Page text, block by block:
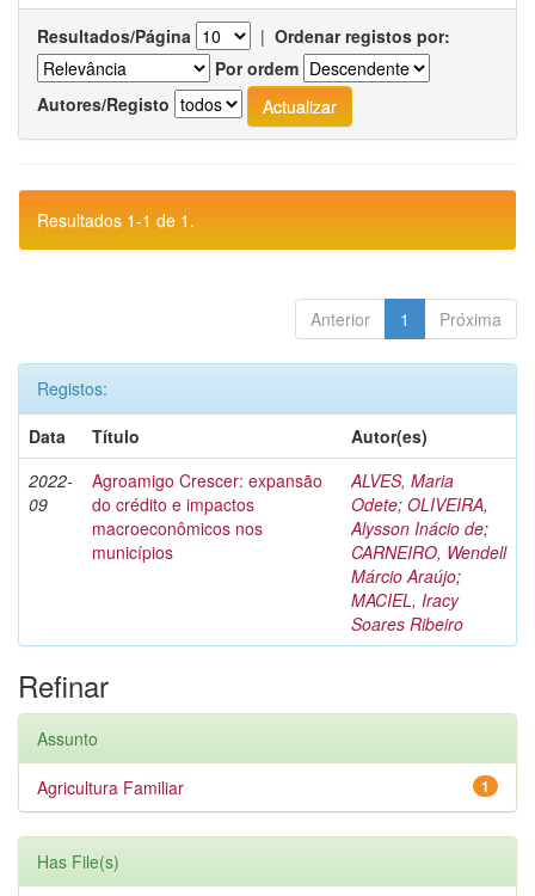
Resultados/Página | Ordenar registos por:
Por ordem
Autores/Registo
Resultados 1-1 de 1.
Anterior 1 Próxima
Registos:
Data
Título
Autor(es)
2022-
09
Agroamigo Crescer: expansão
do crédito e impactos
macroeconômicos nos
municípios
ALVES, Maria
Odete; OLIVEIRA,
Alysson Inácio de;
CARNEIRO, Wendell
Márcio Araújo;
MACIEL, Iracy
Soares Ribeiro
Refinar
Assunto
1
Agricultura Familiar
Has File(s)